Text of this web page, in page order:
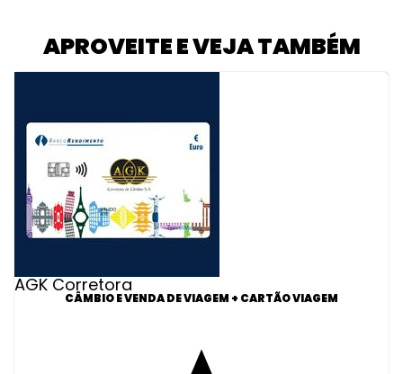
APROVEITE E VEJA TAMBÉM
AGK Corretora
CÂMBIO E VENDA DE VIAGEM + CARTÃO VIAGEM